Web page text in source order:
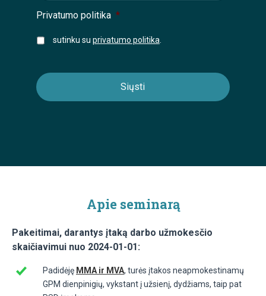
Privatumo politika *
sutinku su privatumo politika
Apie seminarą
Pakeitimai, darantys įtaką darbo užmokesčio
skaičiavimui nuo 2024-01-01:
Padidėję MMA ir MVA, turės įtakos neapmokestinamų
GPM dienpinigių, vykstant į užsienį, dydžiams, taip pat